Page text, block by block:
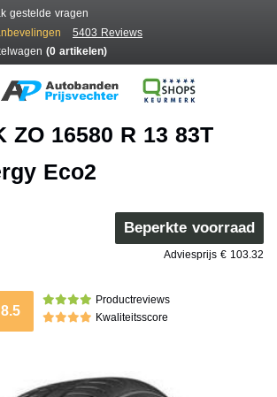
gestelde vragen
5403 Reviews
(0 artikelen)
ZO 16580 R 13 83T
Eco2
Beperkte voorraad
Adviesprijs € 103.32
8.5
Productreviews
Kwaliteitsscore